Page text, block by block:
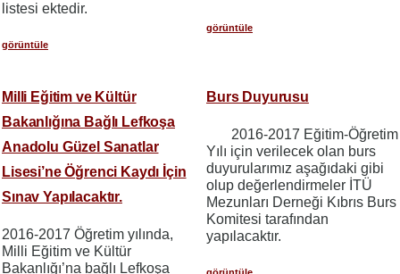
listesi ektedir.
görüntüle
görüntüle
Milli Eğitim ve Kültür
Bakanlığına Bağlı Lefkoşa
Anadolu Güzel Sanatlar
Lisesi’ne Öğrenci Kaydı İçin
Sınav Yapılacaktır.
2016-2017 Öğretim yılında,
Milli Eğitim ve Kültür
Bakanlığı’na bağlı Lefkoşa
Burs Duyurusu
2016-2017 Eğitim-Öğretim
Yılı için verilecek olan burs
duyurularımız aşağıdaki gibi
olup değerlendirmeler İTÜ
Mezunları Derneği Kıbrıs Burs
Komitesi tarafından
yapılacaktır.
görüntüle